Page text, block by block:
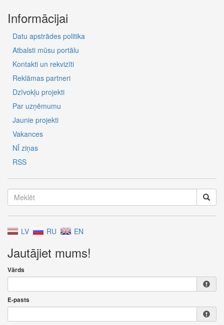
Informācijai
Datu apstrādes politika
Atbalsti mūsu portālu
Kontakti un rekvizīti
Reklāmas partneri
Dzīvokļu projekti
Par uzņēmumu
Jaunie projekti
Vakances
NĪ ziņas
RSS
LV RU EN
Jautājiet mums!
Vārds
E-pasts